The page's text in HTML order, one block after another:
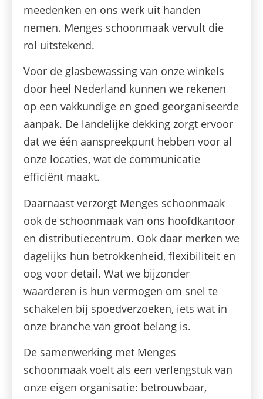
meedenken en ons werk uit handen
nemen. Menges schoonmaak vervult die
rol uitstekend.
Voor de glasbewassing van onze winkels
door heel Nederland kunnen we rekenen
op een vakkundige en goed georganiseerde
aanpak. De landelijke dekking zorgt ervoor
dat we één aanspreekpunt hebben voor al
onze locaties, wat de communicatie
efficiënt maakt.
Daarnaast verzorgt Menges schoonmaak
ook de schoonmaak van ons hoofdkantoor
en distributiecentrum. Ook daar merken we
dagelijks hun betrokkenheid, flexibiliteit en
oog voor detail. Wat we bijzonder
waarderen is hun vermogen om snel te
schakelen bij spoedverzoeken, iets wat in
onze branche van groot belang is.
De samenwerking met Menges
schoonmaak voelt als een verlengstuk van
onze eigen organisatie: betrouwbaar,